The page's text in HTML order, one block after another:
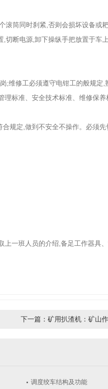
筒同时刹紧,否则会损坏设备或耙
断电源,卸下操纵手把放置于车上
;维修工必须遵守电钳工的般规定,
标准、安全技术标准、维修保养
规定,做到不安全不操作。必须
一班人员的介绍,备足工作器具
下一篇： 矿用扒渣机：矿山
调度绞车结构及功能